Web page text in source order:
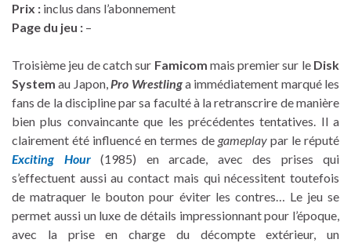
Prix : inclus dans l’abonnement
Page du jeu : –
Troisième jeu de catch sur Famicom mais premier sur le Disk
System au Japon,Pro Wrestlinga immédiatement marqué les
fans de la discipline par sa faculté à la retranscrire de manière
bien plus convaincante que les précédentes tentatives. Il a
clairement été influencé en termes de gameplaypar le réputé
Exciting Hour(1985) en arcade, avec des prises qui
s’effectuent aussi au contact mais qui nécessitent toutefois
de matraquer le bouton pour éviter les contres… Le jeu se
permet aussi un luxe de détails impressionnant pour l’époque,
avec la prise en charge du décompte extérieur, un